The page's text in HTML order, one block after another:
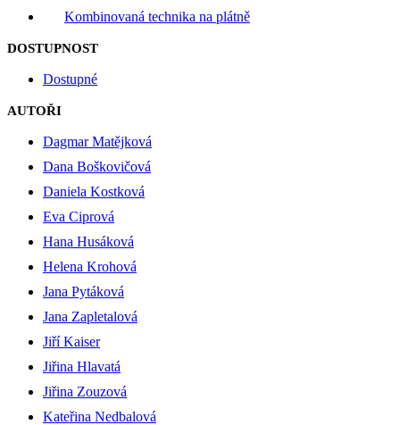
Kombinovaná technika na plátně
DOSTUPNOST
Dostupné
AUTOŘI
Dagmar Matějková
Dana Boškovičová
Daniela Kostková
Eva Ciprová
Hana Husáková
Helena Krohová
Jana Pytáková
Jana Zapletalová
Jiří Kaiser
Jiřina Hlavatá
Jiřina Zouzová
Kateřina Nedbalová